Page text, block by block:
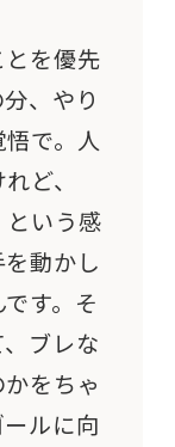
を優先
、やり
で。人
ど、
という感
動かし
す。そ
ブレな
をちゃ
ルに向